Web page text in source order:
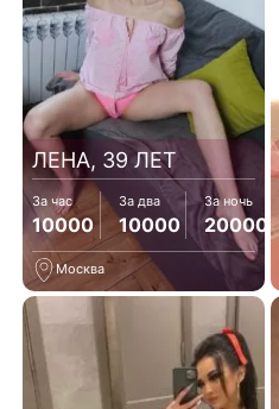
ЛЕНА, 39 ЛЕТ
За час
10000
За два
10000
За ночь
20000
Москва